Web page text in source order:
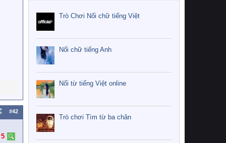
#42
5
Trò Chơi Nối chữ tiếng Việt
Nối chữ tiếng Anh
Nối từ tiếng Việt online
Trò chơi Tìm từ ba chân